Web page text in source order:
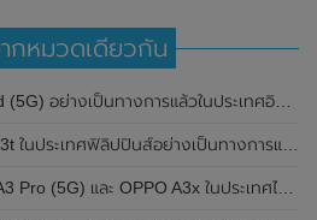
ากหมวดเดียวกัน
อินเดีย มาพร้อมชิปเซ็ต Snapdragon 7s Gen 2 ของ Qualcomm และรองรับเครือข่าย 5G
ชิปเซ็ต Unisoc T612 , กล้องหลัง ความละเอียด 13MP , แบตเตอรี่ 5,000mAh และหน้าจอแสดงผล LCD / 90Hz
ในประเทศไทยอย่างเป็นทางการแล้ว ในราคาเริ่มต้นเพียง 3,999 บาท